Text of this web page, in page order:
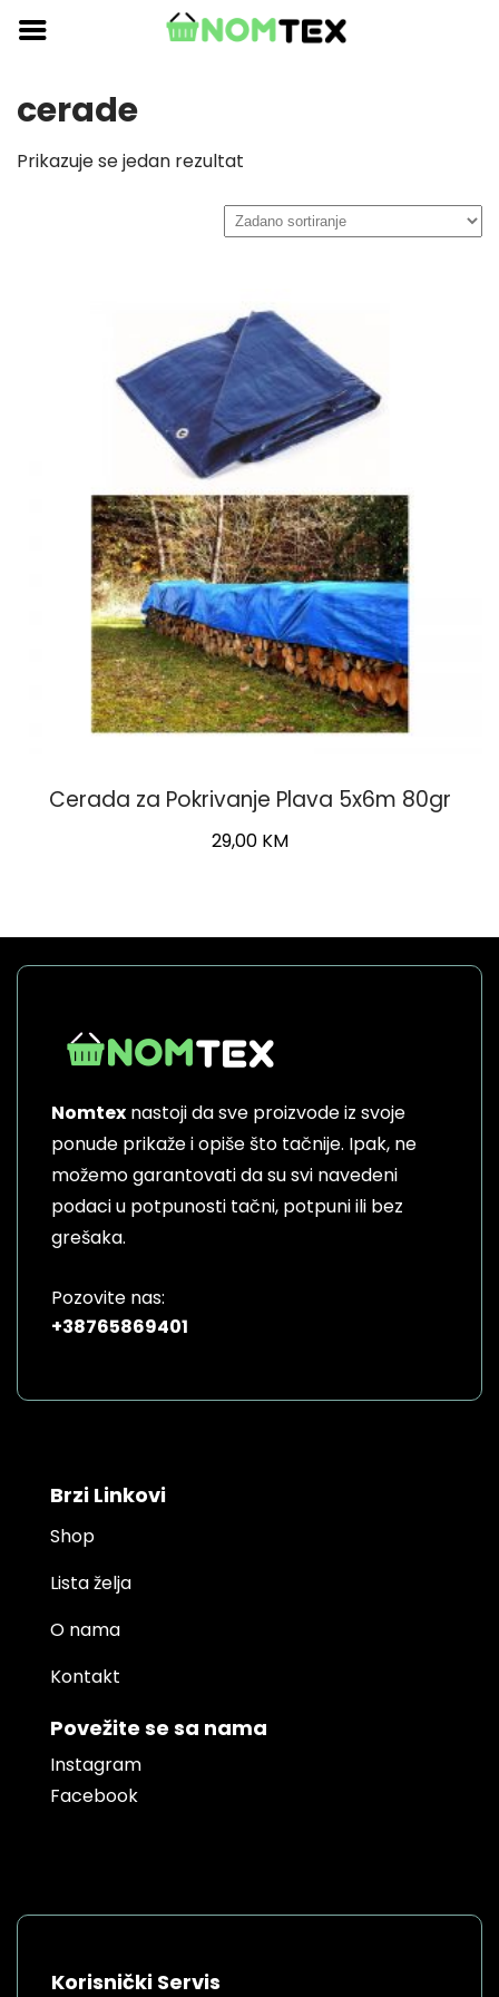
Skip
content
cerade
Prikazuje se jedan rezultat
Cerada za Pokrivanje Plava 5x6m 80gr
29,00 KM
Nomtex nastoji da sve proizvode iz svoje
ponude prikaže i opiše što tačnije. Ipak, ne
možemo garantovati da su svi navedeni
podaci u potpunosti tačni, potpuni ili bez
grešaka.
Pozovite nas:
+38765869401
Brzi Linkovi
Shop
Lista želja
O nama
Kontakt
Povežite se sa nama
Instagram
Facebook
Korisnički Servis